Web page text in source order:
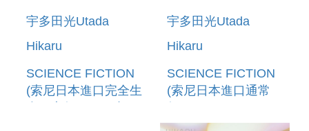
宇多田光Utada
Hikaru
SCIENCE FICTION
(索尼日本進口完全生
宇多田光Utada
Hikaru
SCIENCE FICTION
(索尼日本進口通常